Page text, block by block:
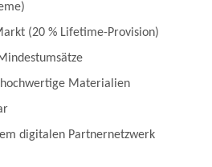
(20 % Lifetime-Provision)
Materialien
digitalen Partnernetzwerk